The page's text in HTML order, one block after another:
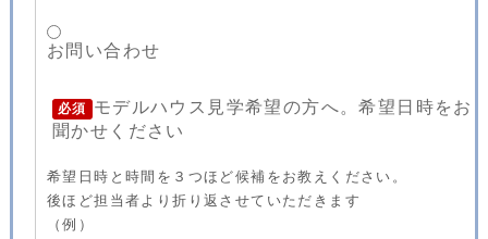
お問い合わせ
必須
モデルハウス見学希望の方へ。希望日時をお
聞かせください
希望日時と時間を３つほど候補をお教えください。
後ほど担当者より折り返させていただきます
（例）